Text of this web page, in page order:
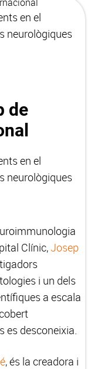
en el
neurològiques
de
en el
neurològiques
Clínic,Josep
i un dels
a escala
es desconeixia.
, és la creadora i